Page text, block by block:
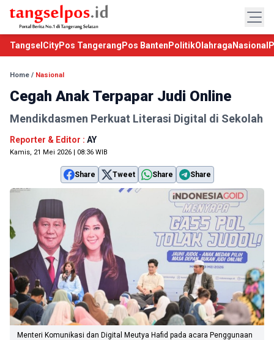
TangselCityPos Tangerang Pos Banten PolitikOlahraga Nasional
Home / Nasional
Cegah Anak Terpapar Judi Online
Mendikdasmen Perkuat Literasi Digital di Sekolah
Reporter & Editor : AY
Kamis, 21 Mei 2026 | 08:36 WIB
Share Tweet Share Share
Menteri Komunikasi dan Digital Meutya Hafid pada acara Penggunaan